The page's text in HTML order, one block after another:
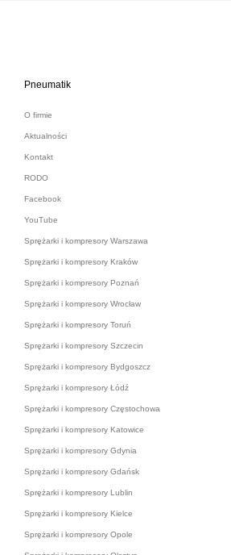
Pneumatik
O firmie
Aktualności
Kontakt
RODO
Facebook
YouTube
Sprężarki i kompresory Warszawa
Sprężarki i kompresory Kraków
Sprężarki i kompresory Poznań
Sprężarki i kompresory Wrocław
Sprężarki i kompresory Toruń
Sprężarki i kompresory Szczecin
Sprężarki i kompresory Bydgoszcz
Sprężarki i kompresory Łódź
Sprężarki i kompresory Częstochowa
Sprężarki i kompresory Katowice
Sprężarki i kompresory Gdynia
Sprężarki i kompresory Gdańsk
Sprężarki i kompresory Lublin
Sprężarki i kompresory Kielce
Sprężarki i kompresory Opole